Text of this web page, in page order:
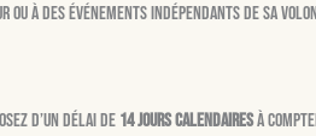
à des événements indépendants de sa
d’un délai de 14 jours calendairesà